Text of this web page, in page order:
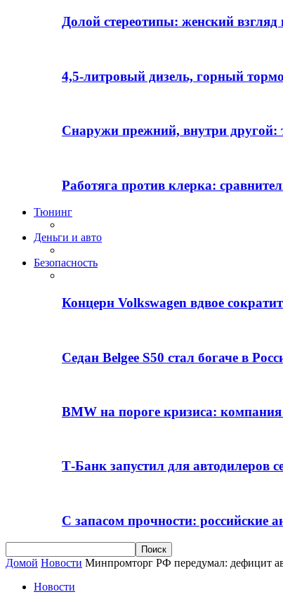
Долой стереотипы: женский
4,5-литровый дизель, горный
Снаружи прежний, внутри другой:
Работяга против клерка:
Тюнинг
Деньги и авто
Безопасность
Концерн Volkswagen вдвое
Седан Belgee S50 стал богаче в
BMW на пороге кризиса:
Т-Банк запустил для автодилеров
С запасом прочности: российские
Домой Новости Минпромторг РФ передумал: дефицит
Новости